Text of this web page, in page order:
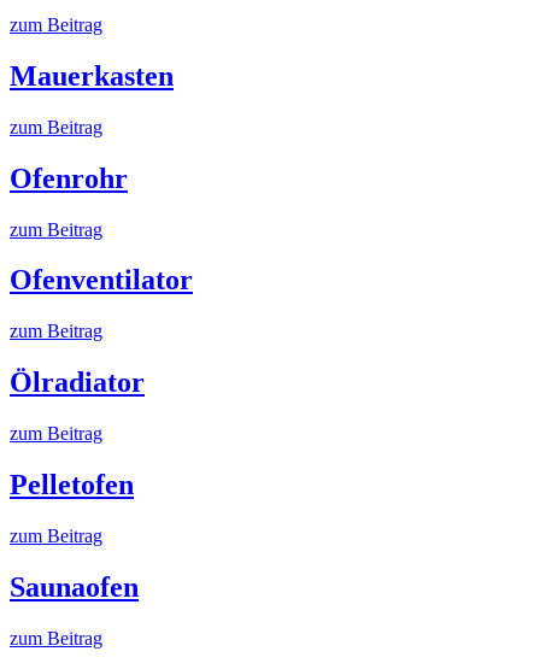
zum Beitrag
Mauerkasten
zum Beitrag
Ofenrohr
zum Beitrag
Ofenventilator
zum Beitrag
Ölradiator
zum Beitrag
Pelletofen
zum Beitrag
Saunaofen
zum Beitrag